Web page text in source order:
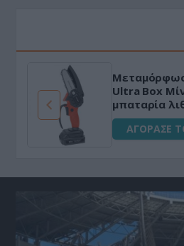
HAPI END:
για άνδρες!
ΑΓΟΡΑΣΕ